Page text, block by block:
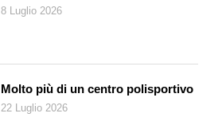
8 Luglio 2026
Molto più di un centro polisportivo
22 Luglio 2026